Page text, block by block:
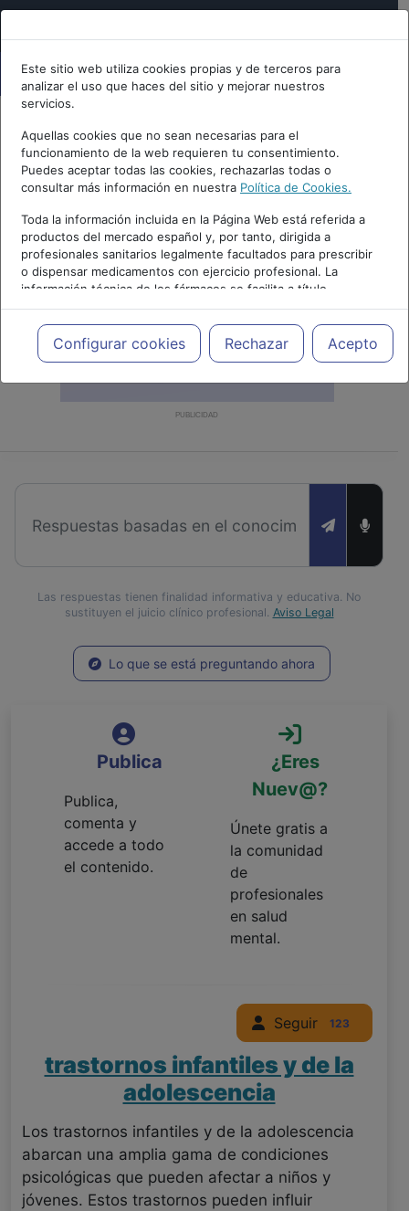
Este sitio web utiliza cookies propias y de terceros para
analizar el uso que haces del sitio y mejorar nuestros
servicios.
Aquellas cookies que no sean necesarias para el
funcionamiento de la web requieren tu consentimiento.
Puedes aceptar todas las cookies, rechazarlas todas o
consultar más información en nuestra Política de Cookies.
Toda la información incluida en la Página Web está referida a
productos del mercado español y, por tanto, dirigida a
profesionales sanitarios legalmente facultados para prescribir
o dispensar medicamentos con ejercicio profesional. La
información técnica de los fármacos se facilita a título
meramente informativo, siendo responsabilidad de los
profesionales facultados prescribir medicamentos y decidir, en
cada caso concreto, el tratamiento más adecuado a las
necesidades del paciente.
Configurar cookies Rechazar Acepto
PUBLICIDAD
Las respuestas tienen finalidad informativa y educativa. No
sustituyen el juicio clínico profesional. Aviso Legal
Lo que se está preguntando ahora
Publica
Publica,
comenta y
accede a todo
el contenido.
¿Eres
Nuev@?
Únete gratis a
la comunidad
de
profesionales
en salud
mental.
Seguir 123
trastornos infantiles y de la
adolescencia
Los trastornos infantiles y de la adolescencia
abarcan una amplia gama de condiciones
psicológicas que pueden afectar a niños y
jóvenes. Estos trastornos pueden influir